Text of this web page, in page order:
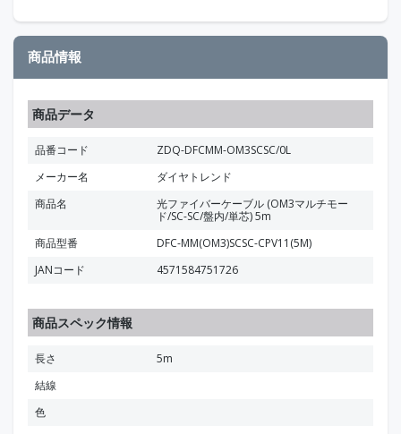
商品情報
商品データ
品番コード
ZDQ-DFCMM-OM3SCSC/0L
メーカー名
ダイヤトレンド
商品名
光ファイバーケーブル (OM3マルチモー
ド/SC-SC/盤内/単芯) 5m
商品型番
DFC-MM(OM3)SCSC-CPV11(5M)
JANコード
4571584751726
商品スペック情報
長さ
5m
結線
色